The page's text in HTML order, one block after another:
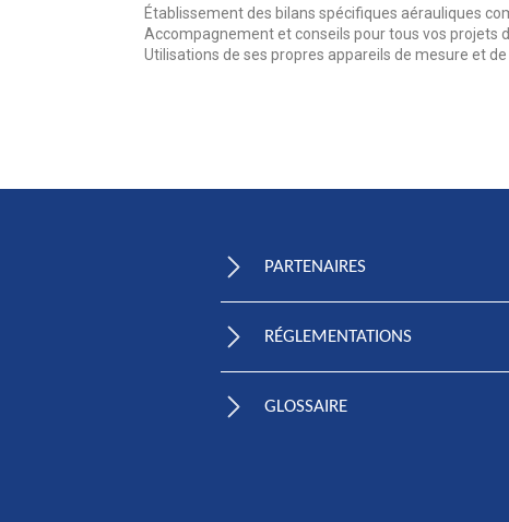
Établissement des bilans spécifiques aérauliques
Accompagnement et conseils pour tous vos projets
Utilisations de ses propres appareils de mesure et
PARTENAIRES
RÉGLEMENTATIONS
GLOSSAIRE